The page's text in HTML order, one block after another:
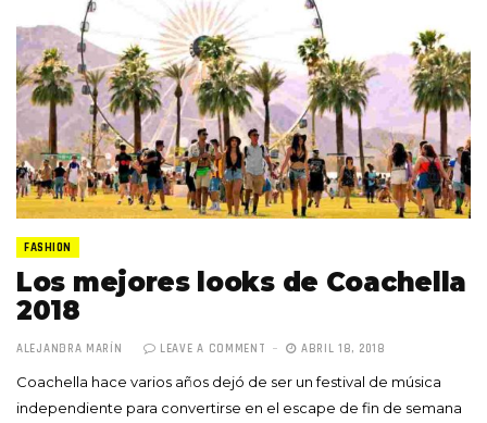
FASHION
Los mejores looks de Coachella
2018
ALEJANDRA MARÍN LEAVE A COMMENT ABRIL 18, 2018
Coachella hace varios años dejó de ser un festival de música
independiente para convertirse en el escape de fin de semana